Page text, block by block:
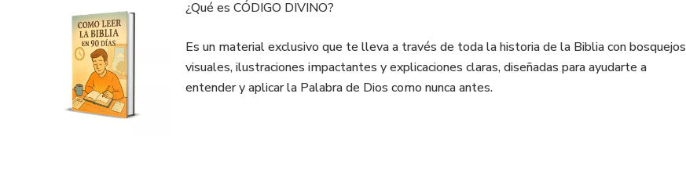
¿Qué es CÓDIGO DIVINO?
Es un material exclusivo que te lleva a través de toda la historia de la Biblia con bosquejos
visuales, ilustraciones impactantes y explicaciones claras, diseñadas para ayudarte a
entender y aplicar la Palabra de Dios como nunca antes.